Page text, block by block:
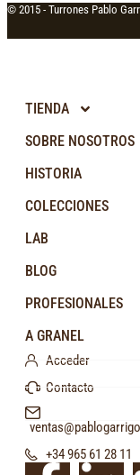
© 2015 - Turrones Pablo
TIENDA
SOBRE NOSOTROS
HISTORIA
COLECCIONES
LAB
BLOG
PROFESIONALES
A GRANEL
Acceder
Contacto
+34 965 61 28 11